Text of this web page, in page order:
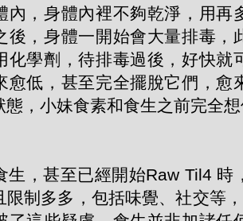
內，身體內裡不夠乾淨，用再
後，身體一開始會大量排毒，
化學劑，待排毒過後，好快就
愈低，甚至完全擺脫它們，愈
態，小妹食素和食生之前完全
生，甚至已經開始Raw Til4 時
限制多多，包括味覺、社交等